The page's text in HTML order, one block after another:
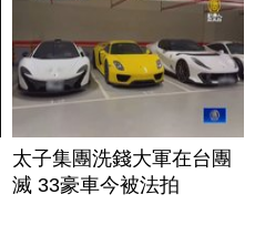
太子集團洗錢大軍在台團
滅 33豪車今被法拍